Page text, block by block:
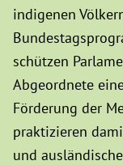
indigenen
schützen
Abgeordnete
Förderung der
praktizieren
und